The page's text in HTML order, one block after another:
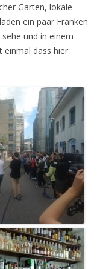
Garten, lokale
ein paar Franken
und in einem
einmal dass hier